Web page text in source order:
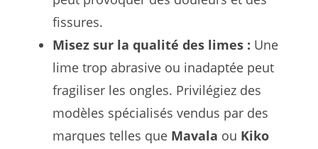
fissures.
Misez sur la qualité des limes : Une
lime trop abrasive ou inadaptée peut
fragiliser les ongles. Privilégiez des
modèles spécialisés vendus par des
marques telles que Mavala ou Kiko